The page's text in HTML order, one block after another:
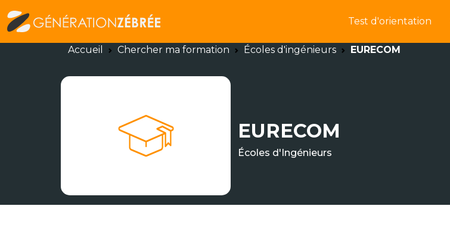
Test d'orientation
Accueil Chercher ma formation Écoles d'ingénieurs EURECOM
EURECOM
Écoles d'Ingénieurs